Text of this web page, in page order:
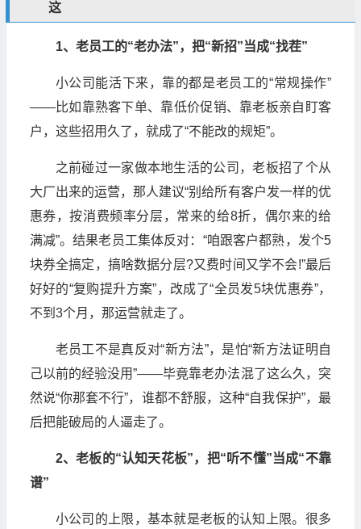
这
1、老员工的“老办法”，把“新招”当成“找茬”
小公司能活下来，靠的都是老员工的“常规操作”
——比如靠熟客下单、靠低价促销、靠老板亲自盯客
户，这些招用久了，就成了“不能改的规矩”。
之前碰过一家做本地生活的公司，老板招了个从
大厂出来的运营，那人建议“别给所有客户发一样的优
惠券，按消费频率分层，常来的给8折，偶尔来的给
满减”。结果老员工集体反对：“咱跟客户都熟，发个5
块券全搞定，搞啥数据分层?又费时间又学不会!”最后
好好的“复购提升方案”，改成了“全员发5块优惠券”，
不到3个月，那运营就走了。
老员工不是真反对“新方法”，是怕“新方法证明自
己以前的经验没用”——毕竟靠老办法混了这么久，突
然说“你那套不行”，谁都不舒服，这种“自我保护”，最
后把能破局的人逼走了。
2、老板的“认知天花板”，把“听不懂”当成“不靠
谱”
小公司的上限，基本就是老板的认知上限。很多